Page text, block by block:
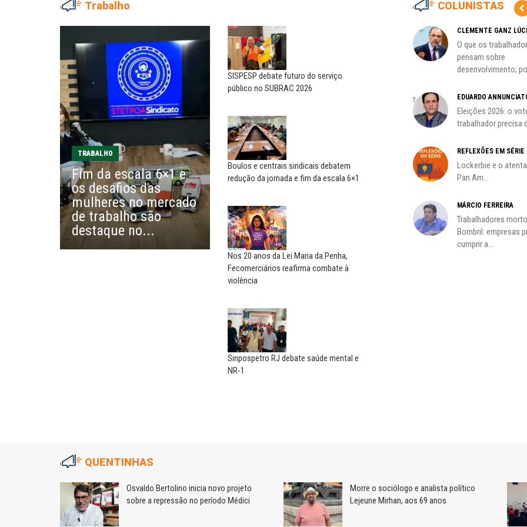
Trabalho
TRABALHO
Fim da escala 6×1 e
os desafios das
mulheres no mercado
de trabalho são
destaque no...
SISPESP debate futuro do serviço
público no SUBRAC 2026
Boulos e centrais sindicais debatem
redução da jornada e fim da escala 6×1
Nos 20 anos da Lei Maria da Penha,
Fecomerciários reafirma combate à
violência
Sinpospetro RJ debate saúde mental e
NR-1
COLUNISTAS
Adriana Marcolino destaca
impacto do salário mínimo na...
NILTON NECO
Sindec: 94 anos de união e
MARIA AUXILIADORA
Agosto Lilás: todos e todas no
combate à...
EDUARDO ANNUNCIATO CHICÃO
Sem salário digno e proteção
social, não existe...
EUSÉBIO PINTO NETO
A fortaleza do sindicato
SERGIO LUIZ LEITE (SERGINHO)
responsabilidade de todos
MARCOS VERLAINE
Nem reconstruir, nem
reinventar, o sindicalismo
precisa voltar...
MIGUEL TORRES
A luta continua: agora o foco é
A geopolítica nas eleições de
CLEMENTE GANZ
O que os
pensam sobre
desenvolvimento;
EDUARDO
Eleições 2026: o
trabalhador precisa
REFLEXÕES EM SÉRIE
Lockerbie e o
Pan Am...
MÁRCIO FERREIRA
Trabalhadores
Bombril: empresas
cumprir a...
QUENTINHAS
Osvaldo Bertolino inicia novo projeto
sobre a repressão no período Médici
Morre o sociólogo e analista político
Lejeune Mirhan, aos 69 anos